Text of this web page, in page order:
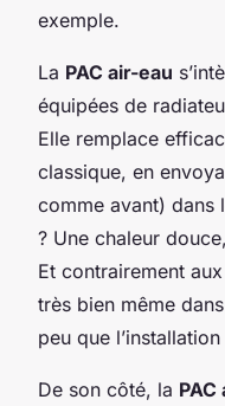
exemple.
La PAC air-eau
équipées de
Elle remplace
classique, en
comme avant) dans
? Une chaleur
Et contrairement
très bien même
peu que
De son côté, la PAC